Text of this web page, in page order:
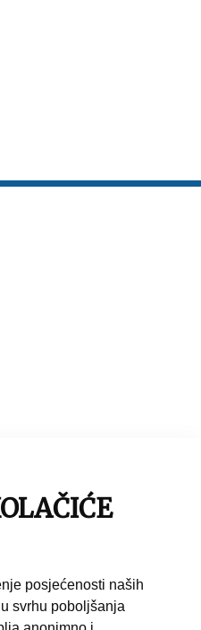
posjećenosti naših
svrhu poboljšanja